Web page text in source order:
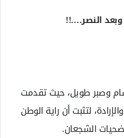
النصر….!!
وصبر طويل، حيث تقدمت
لتثبت أن راية الوطن
الشجعان.